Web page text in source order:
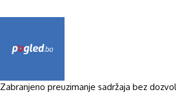
Zabranjeno preuzimanje sadržaja bez